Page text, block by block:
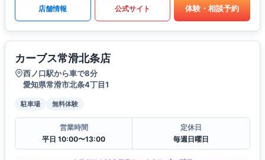
店舗情報 公式サイト 体験・相談予約
カーブス常滑北条店
西ノ口駅から車で8分
愛知県常滑市北条4丁目1
駐車場 無料体験
営業時間
平日 10:00〜13:00
定休日
毎週日曜日